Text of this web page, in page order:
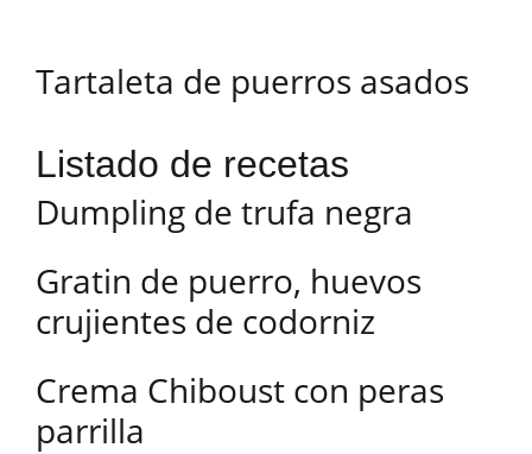
Tartaleta de puerros asados
Listado de recetas
Dumpling de trufa negra
Gratin de puerro, huevos
crujientes de codorniz
Crema Chiboust con peras
parrilla